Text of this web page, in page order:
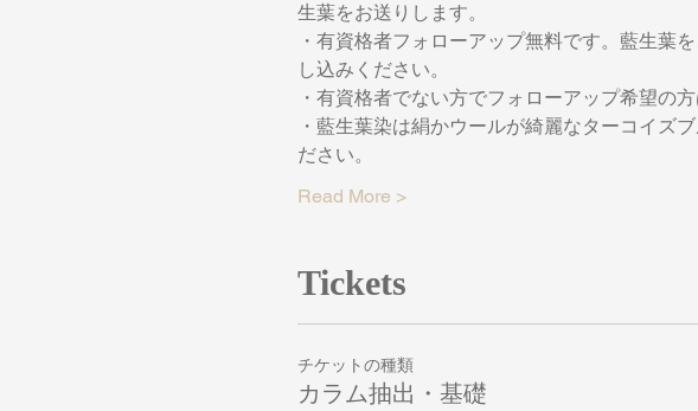
生葉をお送りします。
・有資格者フォローアップ無料です。藍生葉
し込みください。
・有資格者でない方でフォローアップ希望の
・藍生葉染は絹かウールが綺麗なターコイズ
ださい。
Read More >
Tickets
チケットの種類
カラム抽出・基礎